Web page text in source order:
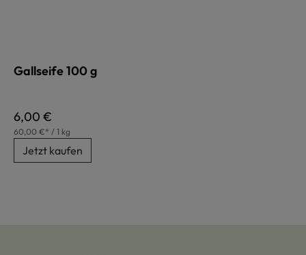
Gallseife 100 g
Regulärer Preis:
6,00 €
60,00 €* / 1 kg
Jetzt kaufen